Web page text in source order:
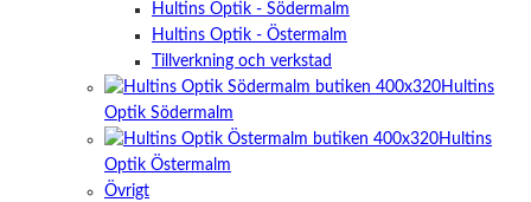
Hultins Optik - Södermalm
Hultins Optik - Östermalm
Tillverkning och verkstad
Hultins
Optik Södermalm
Hultins
Optik Östermalm
Övrigt